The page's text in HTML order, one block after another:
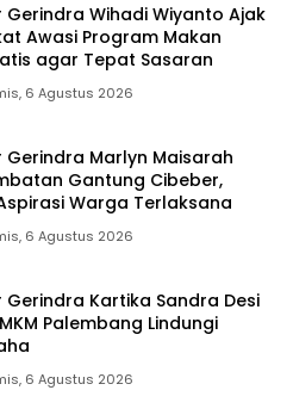
Gerindra Wihadi Wiyanto Ajak
Awasi Program Makan
agar Tepat Sasaran
6 Agustus 2026
Gerindra Marlyn Maisarah
Gantung Cibeber,
Warga Terlaksana
6 Agustus 2026
Gerindra Kartika Sandra Desi
Palembang Lindungi
6 Agustus 2026